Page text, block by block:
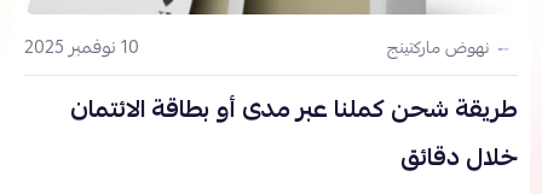
نهوض ماركتينج 10 نوفمبر 2025
طريقة شحن كملنا عبر مدى أو بطاقة الائتمان
خلال دقائق